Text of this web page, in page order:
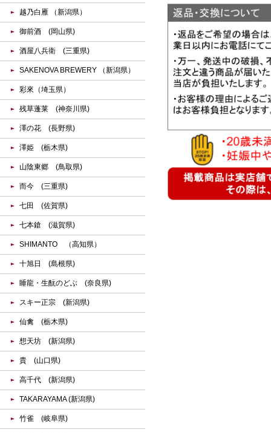
越乃白雁 （新潟県）
御前酒 (岡山県)
酒屋八兵衛 (三重県)
SAKENOVA BREWERY （新潟県）
彩來（埼玉県）
残草蓬莱 (神奈川県)
澤の花 (長野県)
澤姫 (栃木県)
山陰東郷 (鳥取県)
而今 (三重県)
七田 (佐賀県)
七本鎗 (滋賀県)
SHIMANTO （高知県）
十旭日 (島根県)
睡龍・生酛のどぶ (奈良県)
スキー正宗 (新潟県)
仙禽 (栃木県)
想天坊 (新潟県)
貴 (山口県)
高千代 (新潟県)
TAKARAYAMA (新潟県)
竹雀 (岐阜県)